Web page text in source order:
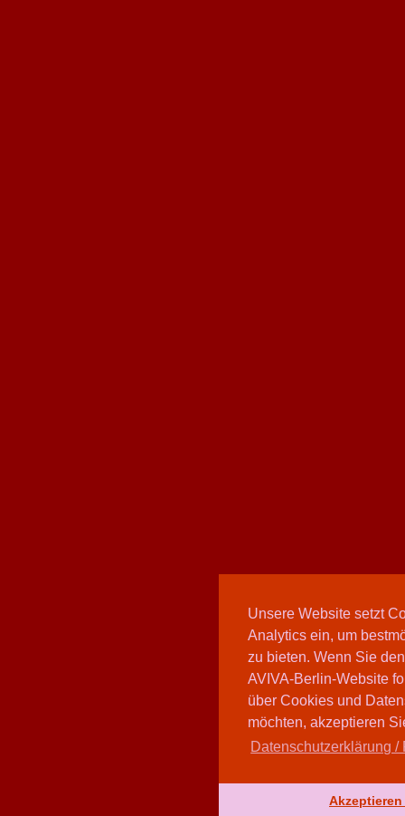
Unsere Website setzt
Analytics ein, um
zu bieten. Wenn Sie
AVIVA-Berlin-Website
über Cookies und
möchten, akzeptieren
Datenschutzerklärung /